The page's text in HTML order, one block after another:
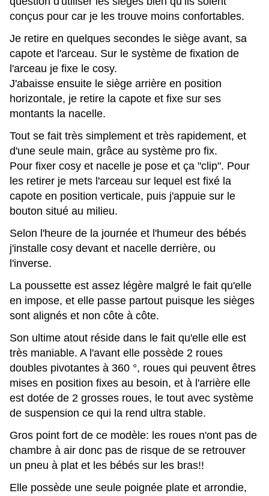
conçus pour car je les trouve moins confortables.
Je retire en quelques secondes le siège avant, sa
capote et l'arceau. Sur le système de fixation de
l'arceau je fixe le cosy.
J'abaisse ensuite le siège arrière en position
horizontale, je retire la capote et fixe sur ses
montants la nacelle.
Tout se fait très simplement et très rapidement, et
d'une seule main, grâce au système pro fix.
Pour fixer cosy et nacelle je pose et ça "clip". Pour
les retirer je mets l'arceau sur lequel est fixé la
capote en position verticale, puis j'appuie sur le
bouton situé au milieu.
Selon l'heure de la journée et l'humeur des bébés
j'installe cosy devant et nacelle derrière, ou
l'inverse.
La poussette est assez légère malgré le fait qu'elle
en impose, et elle passe partout puisque les sièges
sont alignés et non côte à côte.
Son ultime atout réside dans le fait qu'elle elle est
très maniable. A l'avant elle possède 2 roues
doubles pivotantes à 360 °, roues qui peuvent êtres
mises en position fixes au besoin, et à l'arrière elle
est dotée de 2 grosses roues, le tout avec système
de suspension ce qui la rend ultra stable.
Gros point fort de ce modèle: les roues n'ont pas de
chambre à air donc pas de risque de se retrouver
un pneu à plat et les bébés sur les bras!!
Elle possède une seule poignée plate et arrondie,